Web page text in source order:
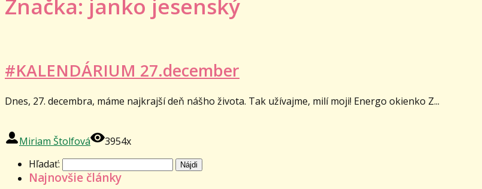
Značka: janko jesenský
#KALENDÁRIUM 27.december
Dnes, 27. decembra, máme najkrajší deň nášho života. Tak užívajme, milí moji! Energo okienko Z...
Miriam Štolfová
3954x
Hľadať:
Najnovšie články